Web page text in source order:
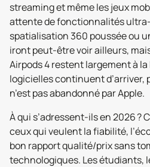
streaming et même les jeux
attente de fonctionnalités
spatialisation 360 poussée ou
iront peut-être voir ailleurs,
Airpods 4 restent largement à
logicielles continuent d’arriver,
n’est pas abandonné par Apple.
À qui s’adressent-ils en 2026 ?
ceux qui veulent la fiabilité,
bon rapport qualité/prix sans
technologiques. Les étudiants,